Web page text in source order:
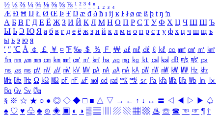
½ ⅓ ⅔ ¼ ¾ ⅛ ⅜ ⅝ ⅞ ¹ ² ³ ⁴ ⁿ ₁ ₂ ₃ ₄
Æ Ð Ħ Ĳ Ł Ø Œ Þ Ŧ Ŋ æ đ ð ħ ı ĳ ĸ ŀ ł ø œ ß þ ŧ ŋ ŉ
А Б В Г Д Е Ё Ж З И Й К Л М Н О П Р С Т У Ф Х Ц Ч Ш Щ Ъ
Ы Ь Э Ю Я а б в г д е ё ж з и й к л м н о п р с т у ф х ц ч ш щ ъ
ы ь э ю я
′ ″ ℃ Å ￠ ￡ ￥ ¤ ℉ ‰ ＄ ％ Ｆ ￦ ㎕ ㎖ ㎗ ℓ ㎘ ㏄ ㎣ ㎤ ㎥ ㎦
㎙ ㎚ ㎛ ㎜ ㎝ ㎞ ㎟ ㎠ ㎡ ㎢ ㏊ ㎍ ㎎ ㎏ ㏏ ㎈ ㎉ ㏈ ㎧ ㎨ ㎰
㎱ ㎲ ㎳ ㎴ ㎵ ㎶ ㎷ ㎸ ㎹ ㎀ ㎁ ㎂ ㎃ ㎄ ㎺ ㎻ ㎽ ㎾ ㎿ ㎐ ㎑
㎒ ㎓ ㎔ Ω ㏀ ㏁ ㎊ ㎋ ㎌ ㏖ ㏅ ㎭ ㎮ ㎯ ㏛ ㎩ ㎪ ㎫ ㎬ ㏝ ㏐
㏓
㏃ ㏉ ㏜ ㏆
§ ※ ☆ ★ ○ ● ◎ ◇ ◆ □ ■ △ ▽ → ← ↑ ↓ ↔ 〓 ◁ ◀ ▷ ▶ ♤
♠ ♡ ♥ ♧ ♣ ⊙ ◈ ▣ ◐ ◑ ▒ ▤ ▨ ▧ ▦ ▩ ♨ ☏ ☎ ☜ ☞ ¶ †